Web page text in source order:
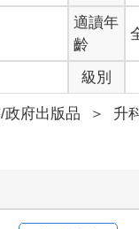
適讀年
齡
級別
政府出版品 ＞ 升